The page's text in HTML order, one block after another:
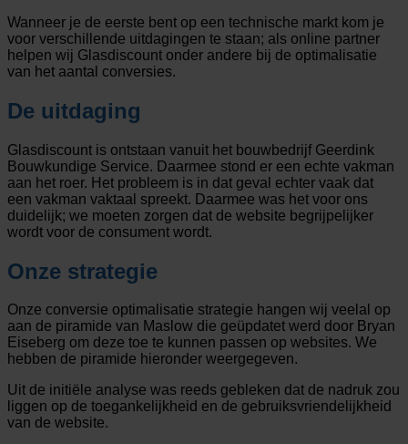
Wanneer je de eerste bent op een technische markt kom je
voor verschillende uitdagingen te staan; als online partner
helpen wij Glasdiscount onder andere bij de optimalisatie
van het aantal conversies.
De uitdaging
Glasdiscount is ontstaan vanuit het bouwbedrijf Geerdink
Bouwkundige Service. Daarmee stond er een echte vakman
aan het roer. Het probleem is in dat geval echter vaak dat
een vakman vaktaal spreekt. Daarmee was het voor ons
duidelijk; we moeten zorgen dat de website begrijpelijker
wordt voor de consument wordt.
Onze strategie
Onze conversie optimalisatie strategie hangen wij veelal op
aan de piramide van Maslow die geüpdatet werd door Bryan
Eiseberg om deze toe te kunnen passen op websites. We
hebben de piramide hieronder weergegeven.
Uit de initiële analyse was reeds gebleken dat de nadruk zou
liggen op de toegankelijkheid en de gebruiksvriendelijkheid
van de website.